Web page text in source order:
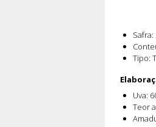
Safra:
Tipo:
Uva:
Teor